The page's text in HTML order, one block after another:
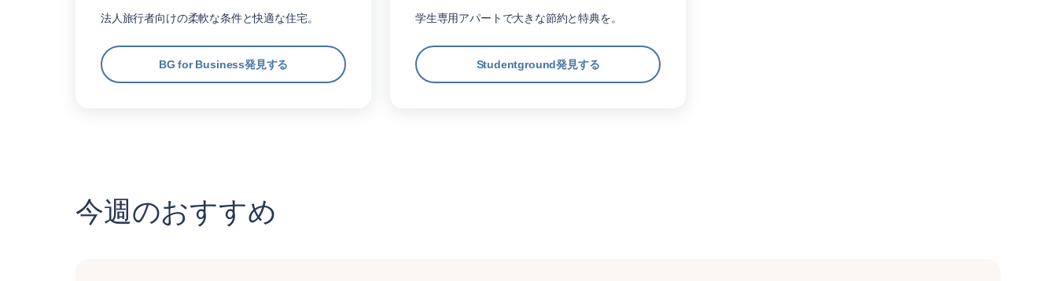
法人旅行者向けの柔軟な条件と快適な住宅。
BG for Business発見する
学生専用アパートで大きな節約と特典を。
Studentground発見する
今週のおすすめ